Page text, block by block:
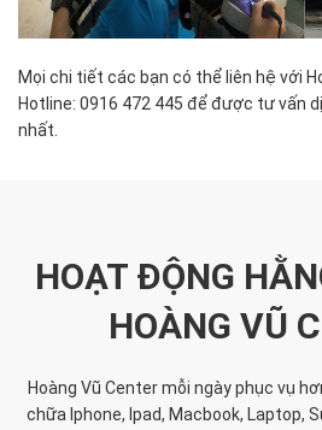
Mọi chi tiết các bạn có thể liên hệ với
Hotline: 0916 472 445 để được tư vấn
nhất.
HOẠT ĐỘNG
HOÀNG VŨ
Hoàng Vũ Center mỗi ngày phục vụ
chữa Iphone, Ipad, Macbook, Laptop,